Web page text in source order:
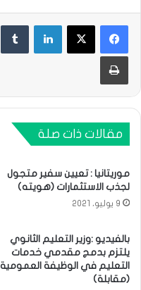
لينكدإن
طباعة
مقالات ذات صلة
موريتانيا : تعيين سفير متجول
لجذب الاستثمارات (هويته)
9 يوليو، 2021
بالفيديو :وزير التعليم الثانوي
يلتزم بدمج مقدمي خدمات
التعليم في الوظيفة العمومية
(مقابلة)